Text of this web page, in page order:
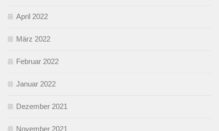
April 2022
März 2022
Februar 2022
Januar 2022
Dezember 2021
November 2021